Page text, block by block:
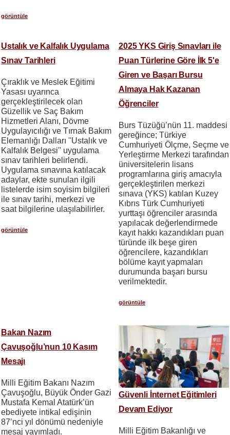
görüntüle
Ustalık ve Kalfalık Uygulama
Sınav Tarihleri
Çıraklık ve Meslek Eğitimi
Yasası uyarınca
gerçekleştirilecek olan
Güzellik ve Saç Bakım
Hizmetleri Alanı, Dövme
Uygulayıcılığı ve Tırnak Bakım
Elemanlığı Dalları ''Ustalık ve
Kalfalık Belgesi'' uygulama
sınav tarihleri belirlendi.
Uygulama sınavına katılacak
adaylar, ekte sunulan ilgili
listelerde isim soyisim bilgileri
ile sınav tarihi, merkezi ve
saat bilgilerine ulaşılabilirler.
görüntüle
2025 YKS Giriş Sınavları ile
Puan Türlerine Göre İlk 5'e
Giren ve Başarı Bursu
Almaya Hak Kazanan
Öğrenciler
Burs Tüzüğü’nün 11. maddesi
gereğince; Türkiye
Cumhuriyeti Ölçme, Seçme ve
Yerleştirme Merkezi tarafından
üniversitelerin lisans
programlarına giriş amacıyla
gerçekleştirilen merkezi
sınava (YKS) katılan Kuzey
Kıbrıs Türk Cumhuriyeti
yurttaşı öğrenciler arasında
yapılacak değerlendirmede
kayıt hakkı kazandıkları puan
türünde ilk beşe giren
öğrencilere, kazandıkları
bölüme kayıt yapmaları
durumunda başarı bursu
verilmektedir.
görüntüle
Bakan Nazım
Çavuşoğlu’nun 10 Kasım
Mesajı
Milli Eğitim Bakanı Nazım
Çavuşoğlu, Büyük Önder Gazi
Mustafa Kemal Atatürk’ün
ebediyete intikal edişinin
87’nci yıl dönümü nedeniyle
mesaj yayımladı.
Güvenli İnternet Eğitimleri
Devam Ediyor
Milli Eğitim Bakanlığı ve